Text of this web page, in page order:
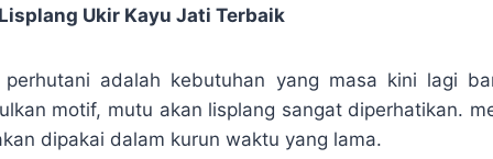
Ukir Kayu Jati Terbaik
adalah kebutuhan yang masa kini lagi
motif, mutu akan lisplang sangat diperhatikan.
dipakai dalam kurun waktu yang lama.